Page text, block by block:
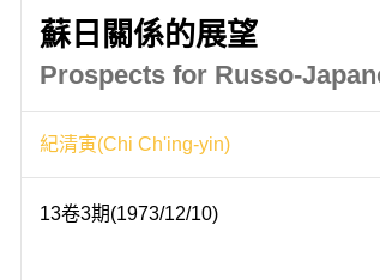
蘇日關係的展望
Prospects for Russo-
紀清寅(Chi Ch'ing-yin)
13卷3期(1973/12/10)